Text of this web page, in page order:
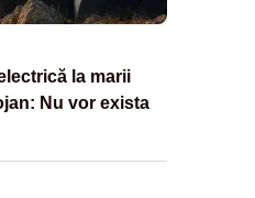
la marii
Nu vor exista